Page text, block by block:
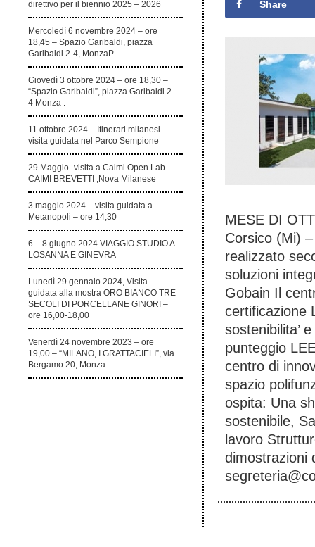
direttivo per il biennio 2025 – 2026
Mercoledì 6 novembre 2024 – ore
18,45 – Spazio Garibaldi, piazza
Garibaldi 2-4, MonzaP
Giovedì 3 ottobre 2024 – ore 18,30 –
“Spazio Garibaldi”, piazza Garibaldi 2-
4 Monza .
11 ottobre 2024 – Itinerari milanesi –
visita guidata nel Parco Sempione
29 Maggio- visita a Caimi Open Lab-
CAIMI BREVETTI ,Nova Milanese
3 maggio 2024 – visita guidata a
Metanopoli – ore 14,30
6 – 8 giugno 2024 VIAGGIO STUDIO A
LOSANNA E GINEVRA
Lunedì 29 gennaio 2024, Visita
guidata alla mostra ORO BIANCO TRE
SECOLI DI PORCELLANE GINORI –
ore 16,00-18,00
Venerdì 24 novembre 2023 – ore
19,00 – “MILANO, I GRATTACIELI”, via
Bergamo 20, Monza
Share
MESE DI
Corsico (Mi)
realizzato
soluzioni
Gobain Il
certificazione
sostenibilita’
punteggio
centro di
spazio
ospita: Una
sostenibile,
lavoro
dimostrazioni